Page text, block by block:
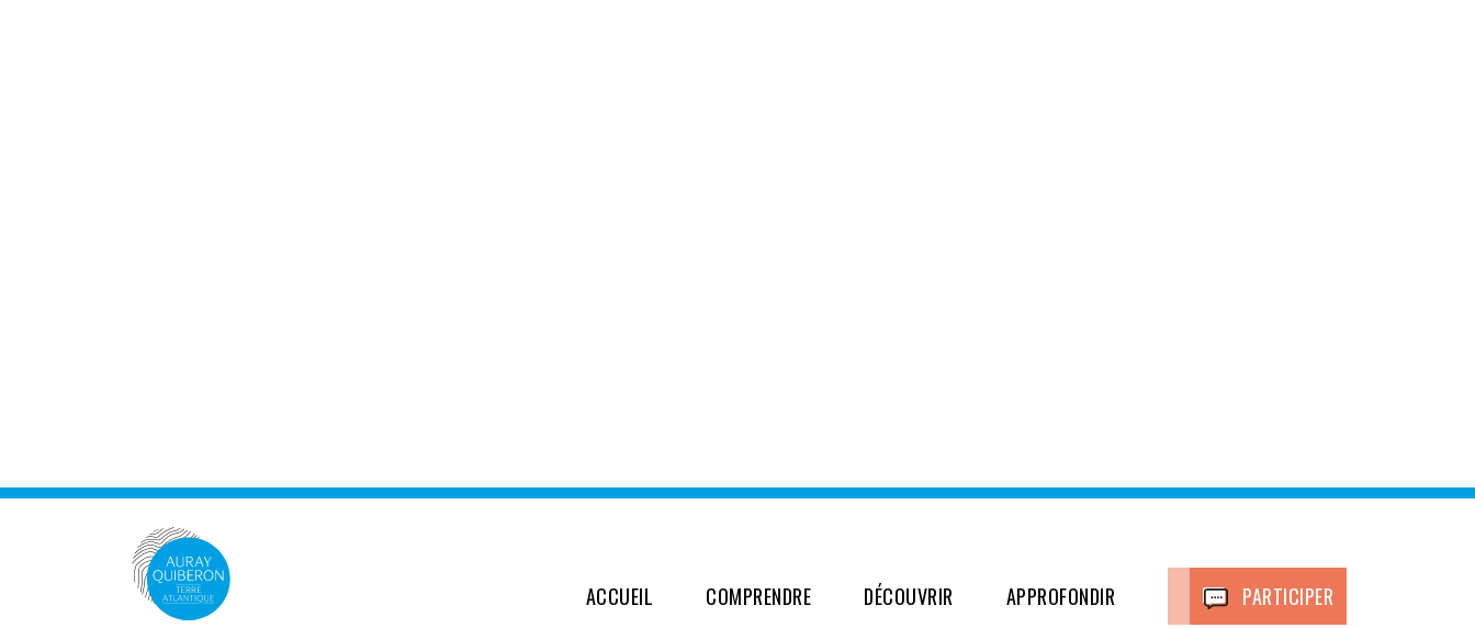
ACCUEIL COMPRENDRE DÉCOUVRIR APPROFONDIR PARTICIPER